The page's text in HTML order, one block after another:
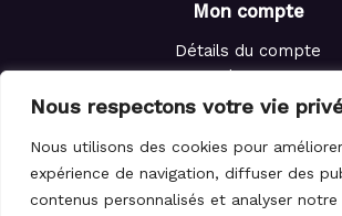
Nous respectons votre vie
Nous utilisons des cookies pour
expérience de navigation, diffuser des
contenus personnalisés et analyser
Mon compte
Détails du compte
Adresses
Commandes
Panier